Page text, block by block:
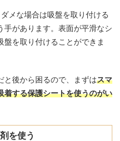
メな場合は吸盤を取り付ける
手があります。表面が平滑なシ
盤を取り付けることができま
と後から困るので、まずはスマ
着する保護シートを使うのがい
を使う